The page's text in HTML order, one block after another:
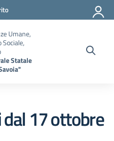
Umane,
Sociale,
Statale
17 ottobre